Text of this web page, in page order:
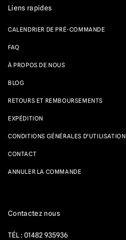
Liens rapides
CALENDRIER DE PRÉ-COMMANDE
FAQ
À PROPOS DE NOUS
BLOG
RETOURS ET REMBOURSEMENTS
EXPÉDITION
CONDITIONS GÉNÉRALES D'UTILISATION
CONTACT
ANNULER LA COMMANDE
Contactez nous
TÉL : 01482 935936